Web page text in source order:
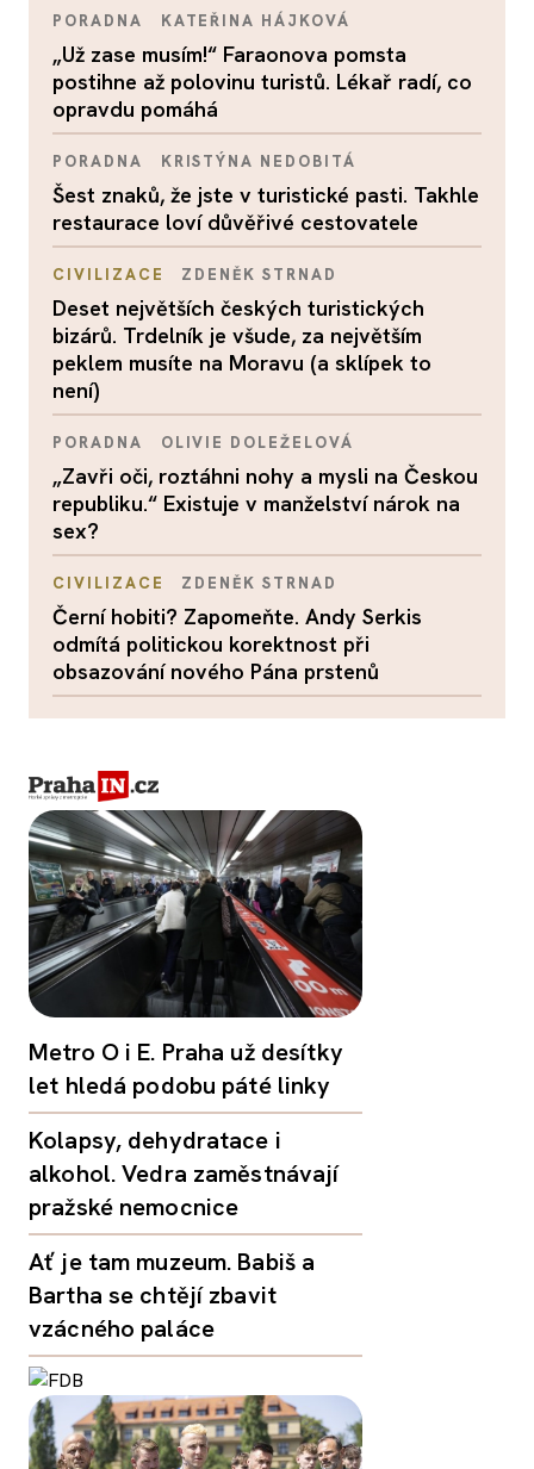
PORADNA KATEŘINA HÁJKOVÁ
„Už zase musím!“ Faraonova pomsta
postihne až polovinu turistů. Lékař radí, co
opravdu pomáhá
PORADNA KRISTÝNA NEDOBITÁ
Šest znaků, že jste v turistické pasti. Takhle
restaurace loví důvěřivé cestovatele
CIVILIZACE ZDENĚK STRNAD
Deset největších českých turistických
bizárů. Trdelník je všude, za největším
peklem musíte na Moravu (a sklípek to
není)
PORADNA OLIVIE DOLEŽELOVÁ
„Zavři oči, roztáhni nohy a mysli na Českou
republiku.“ Existuje v manželství nárok na
sex?
CIVILIZACE ZDENĚK STRNAD
Černí hobiti? Zapomeňte. Andy Serkis
odmítá politickou korektnost při
obsazování nového Pána prstenů
Metro O i E. Praha už desítky
let hledá podobu páté linky
Kolapsy, dehydratace i
alkohol. Vedra zaměstnávají
pražské nemocnice
Ať je tam muzeum. Babiš a
Bartha se chtějí zbavit
vzácného paláce